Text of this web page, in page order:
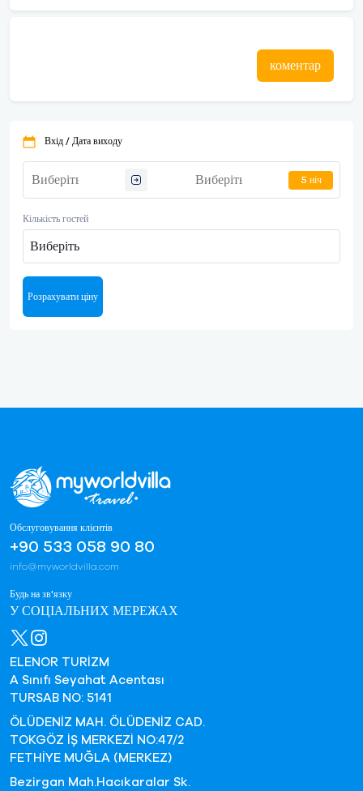
коментар
Вхід / Дата виходу
5 ніч
Кількість гостей
Виберіть
Розрахувати ціну
Обслуговування клієнтів
+90 533 058 90 80
info@myworldvilla.com
Будь на зв'язку
У СОЦІАЛЬНИХ МЕРЕЖАХ
ELENOR TURİZM
A Sınıfı Seyahat Acentası
TURSAB NO: 5141
ÖLÜDENİZ MAH. ÖLÜDENİZ CAD.
TOKGÖZ İŞ MERKEZİ NO:47/2
FETHİYE MUĞLA (MERKEZ)
Bezirgan Mah.Hacıkaralar Sk.